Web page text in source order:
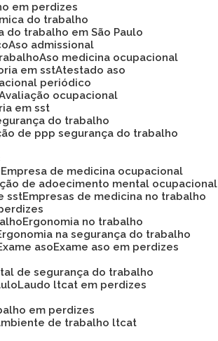
em perdizes
do trabalho
do trabalho em São Paulo
Aso admissional
Aso medicina ocupacional
em sst Atestado aso
periódico
Avaliação ocupacional
em sst
do trabalho
de ppp segurança do trabalho
Empresa de medicina ocupacional
de adoecimento mental ocupacional
sst Empresas de medicina no trabalho
Ergonomia no trabalho
Ergonomia na segurança do trabalho
Exame aso Exame aso em perdizes
de segurança do trabalho
Laudo ltcat em perdizes
em perdizes
de trabalho ltcat